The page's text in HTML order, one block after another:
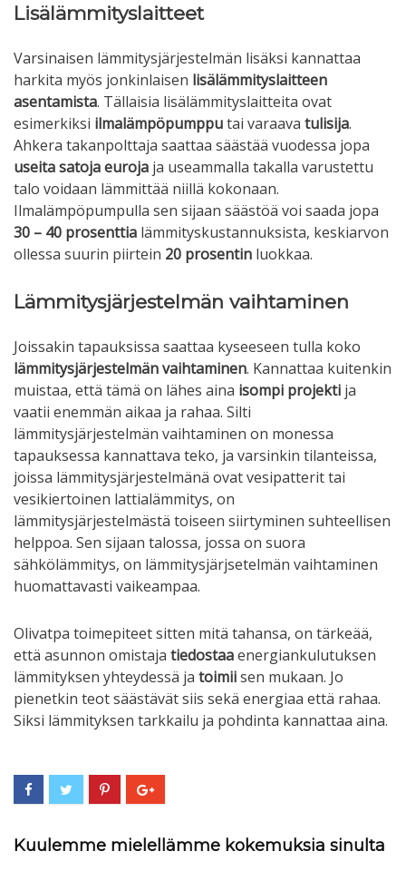
Lisälämmityslaitteet
Varsinaisen lämmitysjärjestelmän lisäksi kannattaa
harkita myös jonkinlaisen lisälämmityslaitteen
asentamista. Tällaisia lisälämmityslaitteita ovat
esimerkiksi ilmalämpöpumpputai varaava tulisija.
Ahkera takanpolttaja saattaa säästää vuodessa jopa
useita satoja euroja ja useammalla takalla varustettu
talo voidaan lämmittää niillä kokonaan.
Ilmalämpöpumpulla sen sijaan säästöä voi saada jopa
30 – 40 prosenttia lämmityskustannuksista, keskiarvon
ollessa suurin piirtein 20 prosentin luokkaa.
Lämmitysjärjestelmän vaihtaminen
Joissakin tapauksissa saattaa kyseeseen tulla koko
lämmitysjärjestelmän vaihtaminen. Kannattaa kuitenkin
muistaa, että tämä on lähes aina isompi projekti ja
vaatii enemmän aikaa ja rahaa. Silti
lämmitysjärjestelmän vaihtaminen on monessa
tapauksessa kannattava teko, ja varsinkin tilanteissa,
joissa lämmitysjärjestelmänä ovat vesipatterit tai
vesikiertoinen lattialämmitys, on
lämmitysjärjestelmästä toiseen siirtyminen suhteellisen
helppoa. Sen sijaan talossa, jossa on suora
sähkölämmitys, on lämmitysjärjsetelmän vaihtaminen
huomattavasti vaikeampaa.
Olivatpa toimepiteet sitten mitä tahansa, on tärkeää,
että asunnon omistaja tiedostaaenergiankulutuksen
lämmityksen yhteydessä ja toimiisen mukaan. Jo
pienetkin teot säästävät siis sekä energiaa että rahaa.
Siksi lämmityksen tarkkailu ja pohdinta kannattaa aina.
Kuulemme mielellämme kokemuksia sinulta